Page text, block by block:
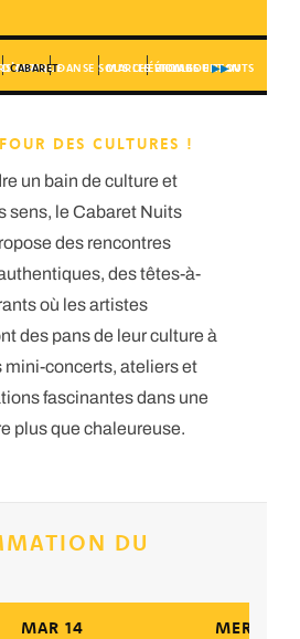
DANSE
CABARETDANSE SOUS LES ÉTOILES
MARCHÉ TOMBOUCTOU
VILLAGE ENFANTS
▶▶
DES CULTURES !
un bain de culture et
sens, le Cabaret Nuits
des rencontres
des têtes-à-
où les artistes
des pans de leur culture à
mini-concerts, ateliers et
fascinantes dans une
plus que chaleureuse.
DU
MAR 14 MER 15